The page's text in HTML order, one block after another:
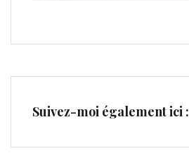
Suivez-moi également ici :